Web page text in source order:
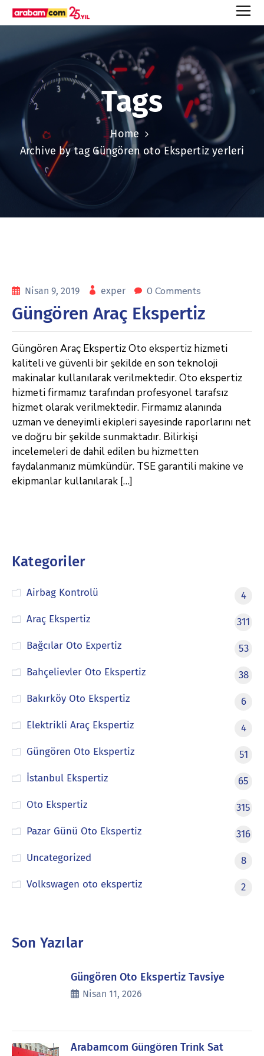
Tags
Home
Archive by tag Güngören oto Ekspertiz yerleri
Nisan 9, 2019 exper 0 Comments
Güngören Araç Ekspertiz
Güngören Araç Ekspertiz Oto ekspertiz hizmeti
kaliteli ve güvenli bir şekilde en son teknoloji
makinalar kullanılarak verilmektedir. Oto ekspertiz
hizmeti firmamız tarafından profesyonel tarafsız
hizmet olarak verilmektedir. Firmamız alanında
uzman ve deneyimli ekipleri sayesinde raporlarını net
ve doğru bir şekilde sunmaktadır. Bilirkişi
incelemeleri de dahil edilen bu hizmetten
faydalanmanız mümkündür. TSE garantili makine ve
ekipmanlar kullanılarak […]
Kategoriler
Airbag Kontrolü
4
Araç Ekspertiz
311
Bağcılar Oto Expertiz
53
Bahçelievler Oto Ekspertiz
38
Bakırköy Oto Ekspertiz
6
Elektrikli Araç Ekspertiz
4
Güngören Oto Ekspertiz
51
İstanbul Ekspertiz
65
Oto Ekspertiz
315
Pazar Günü Oto Ekspertiz
316
Uncategorized
8
Volkswagen oto ekspertiz
2
Son Yazılar
Güngören Oto Ekspertiz Tavsiye
Nisan 11, 2026
Arabamcom Güngören Trink Sat